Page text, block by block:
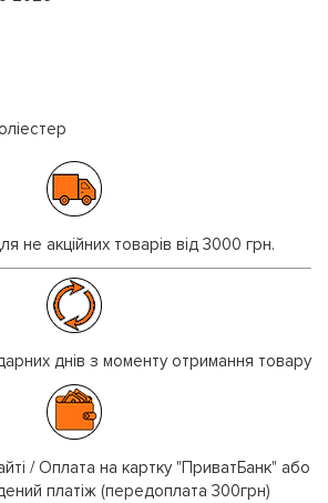
не акційних товарів від 3000 грн.
днів з моменту отримання товару
/ Оплата на картку "ПриватБанк" або
платіж (передоплата 300грн)